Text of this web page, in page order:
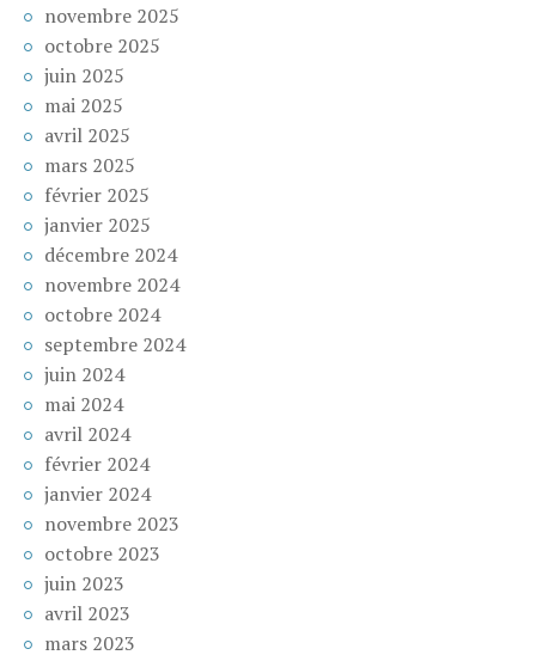
novembre 2025
octobre 2025
juin 2025
mai 2025
avril 2025
mars 2025
février 2025
janvier 2025
décembre 2024
novembre 2024
octobre 2024
septembre 2024
juin 2024
mai 2024
avril 2024
février 2024
janvier 2024
novembre 2023
octobre 2023
juin 2023
avril 2023
mars 2023